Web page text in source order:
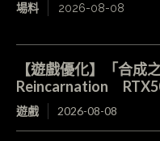
場料 2026-08-08
【遊戲優化】「合成
Reincarnation
遊戲 2026-08-08